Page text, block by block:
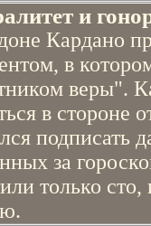
и
Кардано
в
веры".
в стороне
подписать
за
только